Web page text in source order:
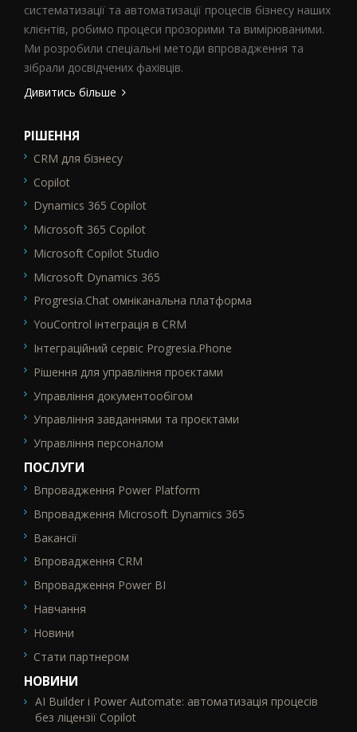
систематизації та автоматизації процесів бізнесу наших
клієнтів, робимо процеси прозорими та вимірюваними.
Ми розробили спеціальні методи впровадження та
зібрали досвідчених фахівців.
Дивитись більше
РІШЕННЯ
SEO_FTR1
CRM для бізнесу
Copilot
Dynamics 365 Copilot
Microsoft 365 Copilot
Microsoft Copilot Studio
Microsoft Dynamics 365
Progresia.Chat омніканальна платформа
YouControl інтеграція в CRM
Інтеграційний сервіс Progresia.Phone
Рішення для управління проєктами
Управління документообігом
Управління завданнями та проєктами
Управління персоналом
ПОСЛУГИ
SEO_FTR2
Впровадження Power Platform
Впровадження Microsoft Dynamics 365
Вакансії
Впровадження CRM
Впровадження Power BI
Навчання
Новини
Стати партнером
НОВИНИ
AI Builder і Power Automate: автоматизація процесів
без ліцензії Copilot